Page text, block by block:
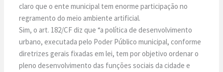
claro que o ente municipal tem enorme participação no
regramento do meio ambiente artificial.
Sim, o art. 182/CF diz que “a política de desenvolvimento
urbano, executada pelo Poder Público municipal, conforme
diretrizes gerais fixadas em lei, tem por objetivo ordenar o
pleno desenvolvimento das funções sociais da cidade e